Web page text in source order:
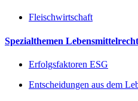
Fleischwirtschaft
Spezialthemen Lebensmittelrecht
Erfolgsfaktoren ESG
Entscheidungen aus dem